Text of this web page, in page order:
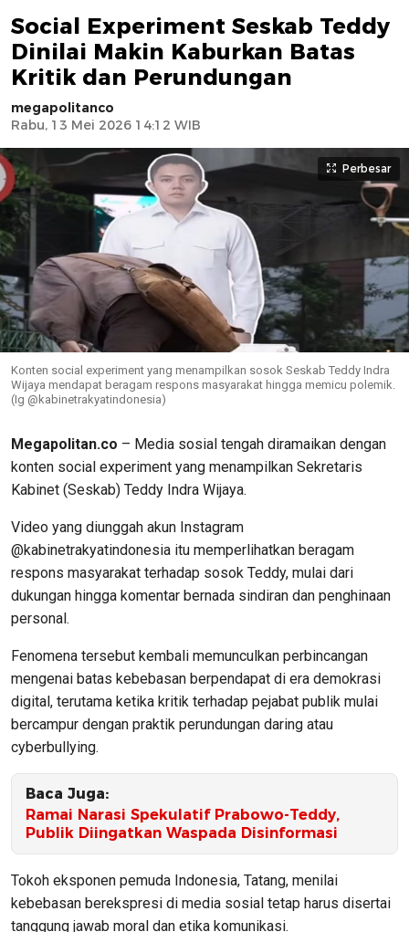
Social Experiment Seskab Teddy
Dinilai Makin Kaburkan Batas
Kritik dan Perundungan
megapolitanco
Rabu, 13 Mei 2026 14:12 WIB
Perbesar
Konten social experiment yang menampilkan sosok Seskab Teddy Indra
Wijaya mendapat beragam respons masyarakat hingga memicu polemik.
(Ig @kabinetrakyatindonesia)
Megapolitan.co – Media sosial tengah diramaikan dengan
konten social experiment yang menampilkan Sekretaris
Kabinet (Seskab) Teddy Indra Wijaya.
Video yang diunggah akun Instagram
@kabinetrakyatindonesia itu memperlihatkan beragam
respons masyarakat terhadap sosok Teddy, mulai dari
dukungan hingga komentar bernada sindiran dan penghinaan
personal.
Fenomena tersebut kembali memunculkan perbincangan
mengenai batas kebebasan berpendapat di era demokrasi
digital, terutama ketika kritik terhadap pejabat publik mulai
bercampur dengan praktik perundungan daring atau
cyberbullying.
Baca Juga:
Ramai Narasi Spekulatif Prabowo-Teddy,
Publik Diingatkan Waspada Disinformasi
Tokoh eksponen pemuda Indonesia, Tatang, menilai
kebebasan berekspresi di media sosial tetap harus disertai
tanggung jawab moral dan etika komunikasi.